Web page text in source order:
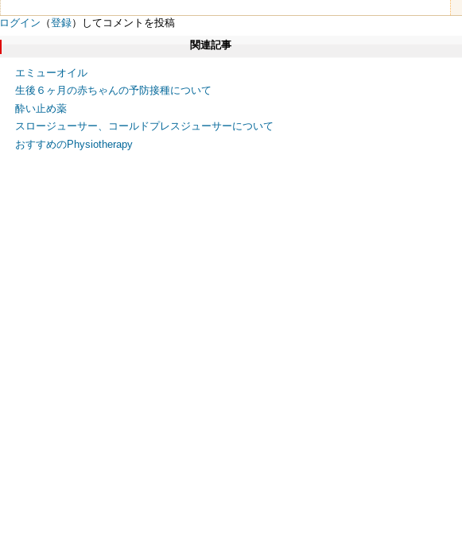
ログイン （登録）してコメントを投稿
関連記事
エミューオイル
生後６ヶ月の赤ちゃんの予防接種について
酔い止め薬
スロージューサー、コールドプレスジューサーについて
おすすめのPhysiotherapy